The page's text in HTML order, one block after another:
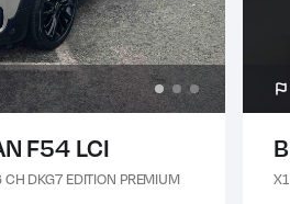
F54 LCI
DKG7 EDITION PREMIUM